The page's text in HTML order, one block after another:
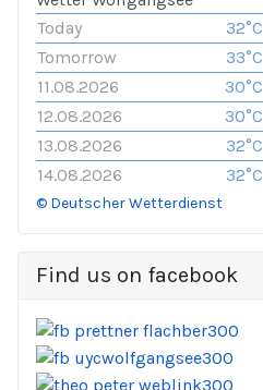
Today
32°C
Tomorrow
33°C
11.08.2026
30°C
12.08.2026
30°C
13.08.2026
32°C
14.08.2026
32°C
© Deutscher Wetterdienst
Find us on facebook